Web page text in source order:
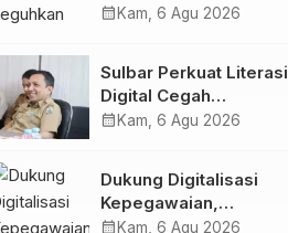
Pengembangan
Penandatanganan
Perjanjian Tugas
Belajar 2026
calendar_month Kam, 6 Agu 2026
Sulbar Perkuat Literasi
Digital Cegah
Kejahatan Love
calendar_month Kam, 6 Agu 2026
Dukung Digitalisasi
Kepegawaian,
DPMPTSP Sulbar Siap
calendar_month Kam, 6 Agu 2026